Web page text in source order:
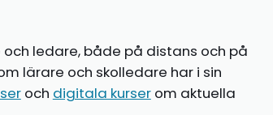
ledare, både på distans och på
lärare och skolledare har i sin
och digitala kurserom aktuella